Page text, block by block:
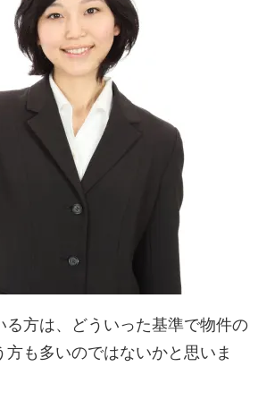
方は、どういった基準で物件の
も多いのではないかと思いま